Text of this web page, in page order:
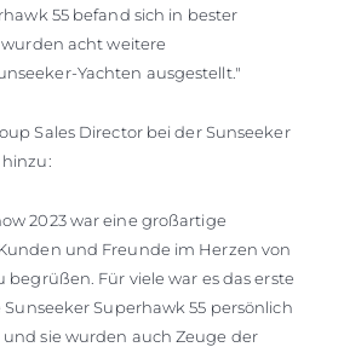
55 befand sich in bester
acht weitere
Yachten ausgestellt."
Sales Director bei der Sunseeker
2023 war eine großartige
und Freunde im Herzen von
begrüßen. Für viele war es das erste
Sunseeker Superhawk 55 persönlich
sie wurden auch Zeuge der